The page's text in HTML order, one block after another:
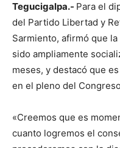
Tegucigalpa.- Para el
del Partido Libertad y
Sarmiento, afirmó que
sido ampliamente
meses, y destacó que
en el pleno del
«Creemos que es
cuanto logremos el